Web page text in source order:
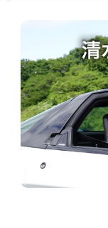
場内マップ
サービスガイド